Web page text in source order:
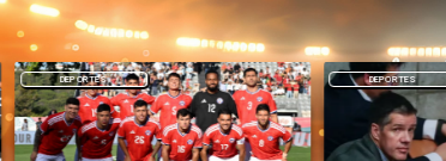
DEPORTES DEPORTES